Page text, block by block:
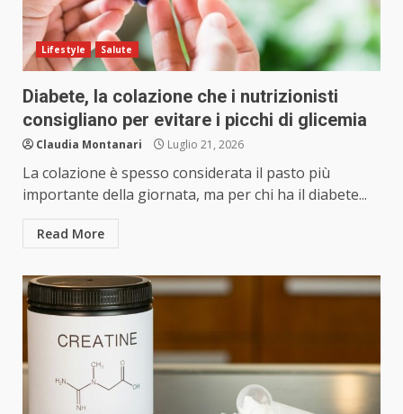
Lifestyle Salute
Diabete, la colazione che i nutrizionisti
consigliano per evitare i picchi di glicemia
Claudia Montanari Luglio 21, 2026
La colazione è spesso considerata il pasto più
importante della giornata, ma per chi ha il diabete...
Read More